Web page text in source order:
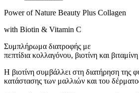
Power of Nature Beauty Plus Collagen
with Biotin & Vitamin C
Συμπλήρωμα διατροφής με
πεπτίδια κολλαγόνου, βιοτίνη και
Η βιοτίνη συμβάλλει στη διατήρηση της
κατάστασης των μαλλιών και του